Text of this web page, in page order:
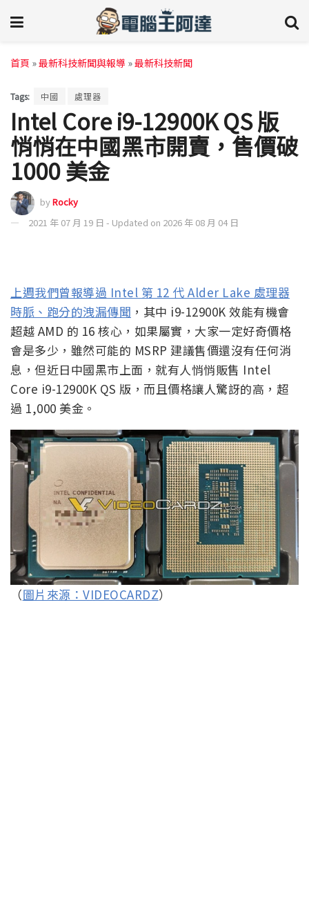
首頁 »最新科技新聞與報導 »最新科技新聞
Tags: 中國 處理器
Intel Core i9-12900K QS 版
悄悄在中國黑市開賣，售價破
1000 美金
byRocky
2021 年 07 月 19 日 - Updated on 2026 年 08 月 04 日
上週我們曾報導過 Intel 第 12 代 Alder Lake 處理器
時脈、跑分的洩漏傳聞 ，其中 i9-12900K 效能有機會
超越 AMD 的 16 核心，如果屬實，大家一定好奇價格
會是多少，雖然可能的 MSRP 建議售價還沒有任何消
息，但近日中國黑市上面，就有人悄悄販售 Intel
Core i9-12900K QS 版，而且價格讓人驚訝的高，超
過 1,000 美金。
（圖片來源：VIDEOCARDZ）